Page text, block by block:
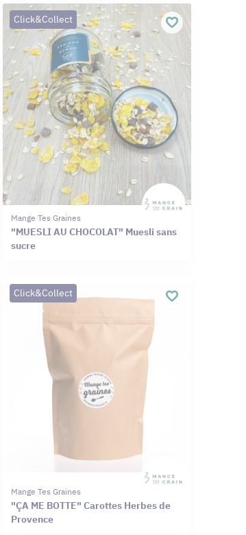
Click&Collect
Mange Tes Graines
"MUESLI AU CHOCOLAT" Muesli sans
sucre
Click&Collect
Mange Tes Graines
"ÇA ME BOTTE" Carottes Herbes de
Provence